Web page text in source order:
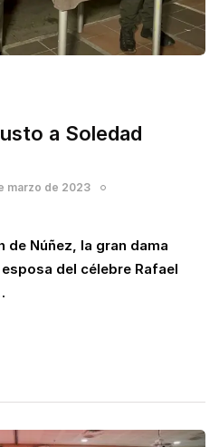
a Soledad
marzo de 2023
de Núñez, la gran dama
del célebre Rafael